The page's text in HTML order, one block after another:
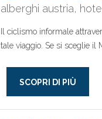
alberghi austria,
Il ciclismo informale
tale viaggio. Se si sceglie il
SCOPRI DI PIÙ